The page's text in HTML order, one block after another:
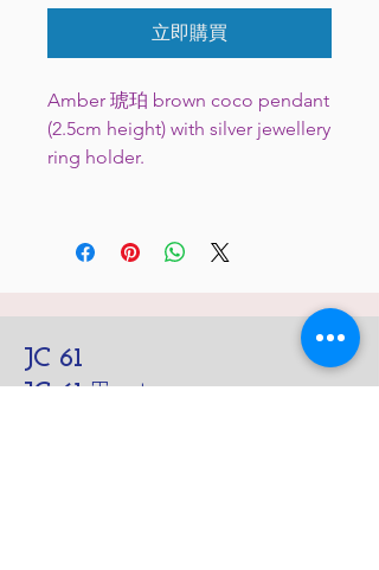
立即購買
Amber 琥珀 brown coco pendant
(2.5cm height) with silver jewellery
ring holder.
JC 61
JC 61 Tent